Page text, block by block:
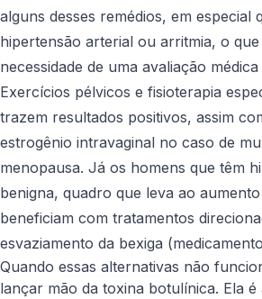
alguns desses remédios, em especial
hipertensão arterial ou arritmia, o
necessidade de uma avaliação
Exercícios pélvicos e fisioterapia
trazem resultados positivos, assim
estrogênio intravaginal no caso de
menopausa. Já os homens que têm
benigna, quadro que leva ao
beneficiam com tratamentos
esvaziamento da bexiga
Quando essas alternativas não
lançar mão da toxina botulínica. Ela é